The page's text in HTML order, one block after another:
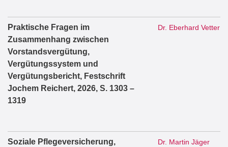
Praktische Fragen im
Zusammenhang zwischen
Vorstandsvergütung,
Vergütungssystem und
Vergütungsbericht, Festschrift
Jochem Reichert, 2026, S. 1303 –
1319
Dr. Eberhard Vetter
Soziale Pflegeversicherung,
Dr. Martin Jäger